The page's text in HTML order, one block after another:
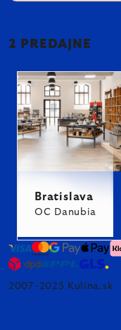
2 PREDAJNE
Bratislava
OC Danubia
2007–2025 Kulina.sk